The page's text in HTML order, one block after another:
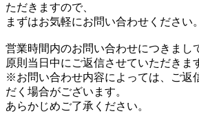
ただきますので、
まずはお気軽にお問い合わせください。
営業時間内のお問い合わせにつきまし
原則当日中にご返信させていただきま
※お問い合わせ内容によっては、ご返
だく場合がございます。
あらかじめご了承ください。